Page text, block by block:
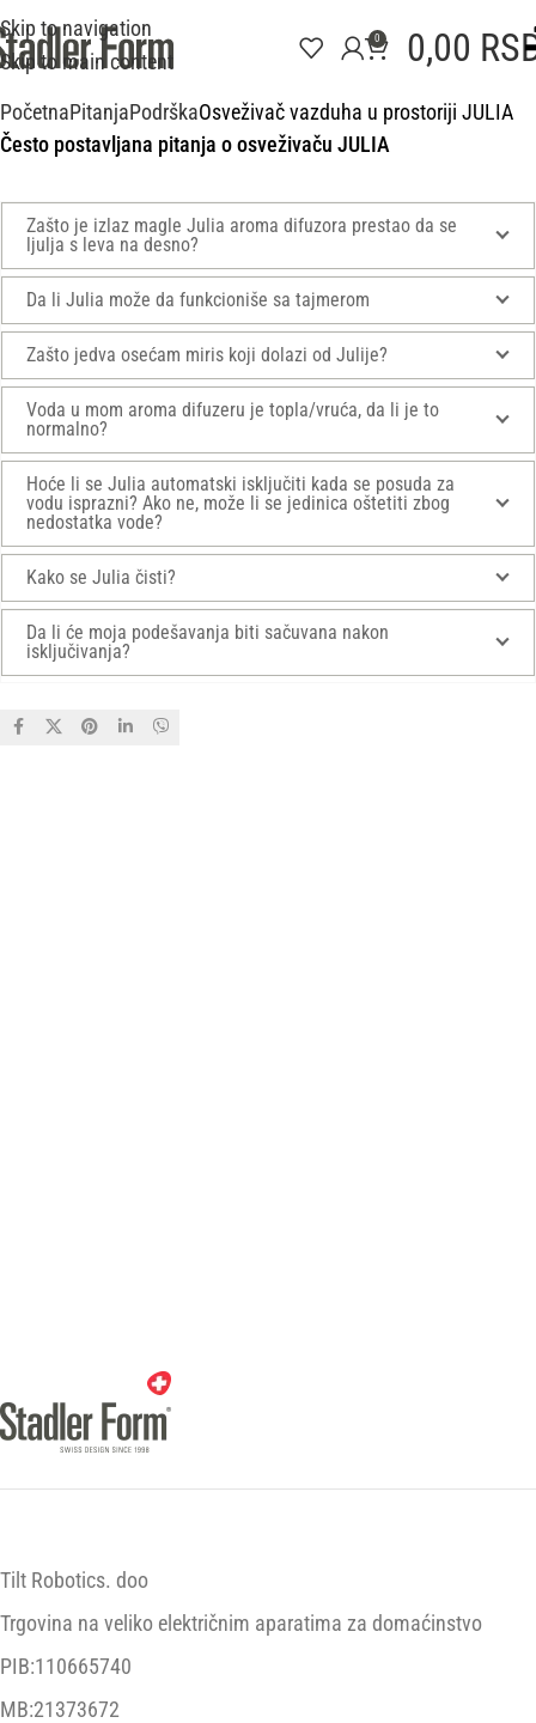
Skip to navigation
Skip to main content
0 0,00
PočetnaPitanjaPodrškaOsveživač vazduha u prostoriji JULIA
Često postavljana pitanja o osveživaču JULIA
Zašto je izlaz magle Julia aroma difuzora prestao da se
ljulja s leva na desno?
Da li Julia može da funkcioniše sa tajmerom
Zašto jedva osećam miris koji dolazi od Julije?
Voda u mom aroma difuzeru je topla/vruća, da li je to
normalno?
Hoće li se Julia automatski isključiti kada se posuda za
vodu isprazni? Ako ne, može li se jedinica oštetiti zbog
nedostatka vode?
Kako se Julia čisti?
Da li će moja podešavanja biti sačuvana nakon
isključivanja?
Tilt Robotics. doo
Trgovina na veliko električnim aparatima za domaćinstvo
PIB:110665740
MB:21373672